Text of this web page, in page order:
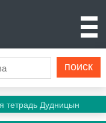
тетрадь Дудницын